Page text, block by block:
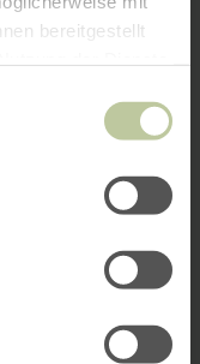
bereitgestellt